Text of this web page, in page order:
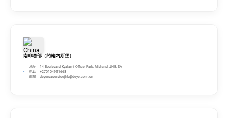
南非总部（约翰内斯堡）
地址：14 Boulevard Kyalami Office Park, Midrand, JHB, SA
电话：+270104991668
邮箱： deyersaservicejhb@deye.com.cn